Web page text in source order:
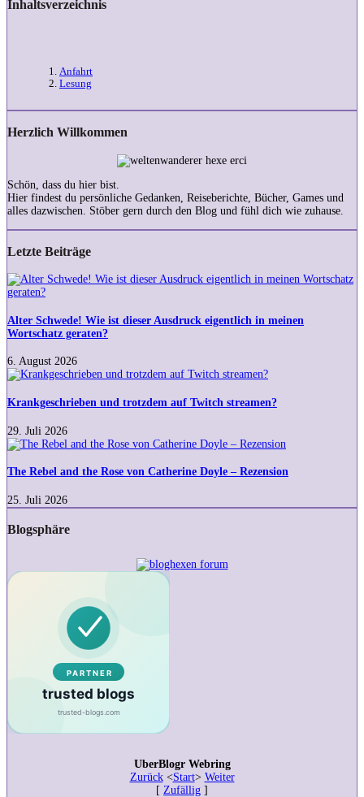
Inhaltsverzeichnis
Anfahrt
Lesung
Herzlich Willkommen
Schön, dass du hier bist.
Hier findest du persönliche Gedanken, Reiseberichte, Bücher, Games und
alles dazwischen. Stöber gern durch den Blog und fühl dich wie zuhause.
Letzte Beiträge
Alter
Schwede!
ist
dieser
eigentlich
in
meinen
Wortschatz
geraten?
Alter Schwede! Wie ist dieser Ausdruck eigentlich in meinen
Wortschatz geraten?
6. August 2026
Krankgeschrieben
trotzdem
Twitch
streamen?
Krankgeschrieben und trotzdem auf Twitch streamen?
29. Juli 2026
The
and
Rose
von
Doyle
The Rebel and the Rose von Catherine Doyle – Rezension
25. Juli 2026
Blogsphäre
UberBlogr Webring
Zurück<Start> Weiter
[ Zufällig ]